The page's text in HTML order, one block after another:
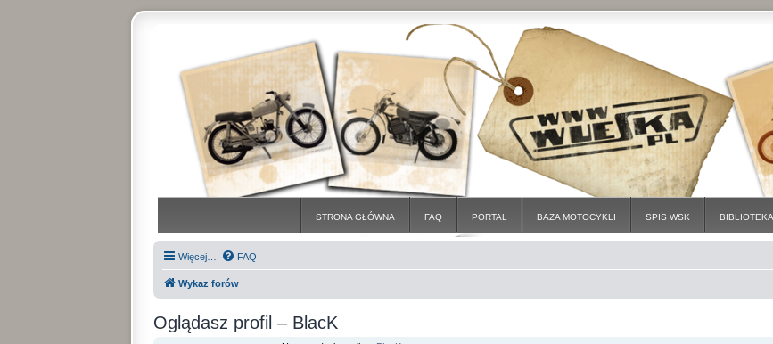
STRONA GŁÓWNA FAQ PORTAL BAZA MOTOCYKLI SPIS WSK BIBLIOTEKA
Więcej… FAQ
Wykaz forów
Oglądasz profil – BlacK